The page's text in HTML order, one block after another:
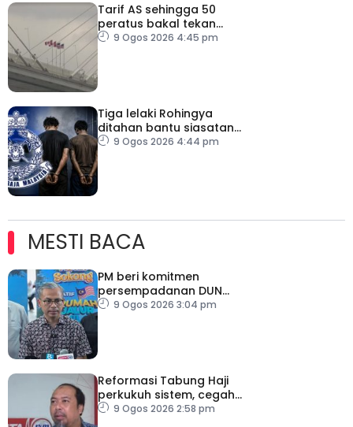
Tarif AS sehingga 50
peratus bakal tekan
pengguna, perniagaan
9 Ogos 2026 4:45 pm
Tiga lelaki Rohingya
ditahan bantu siasatan
rogol wanita OKU
9 Ogos 2026 4:44 pm
MESTI BACA
PM beri komitmen
persempadanan DUN
Sarawak, minta laporan
9 Ogos 2026 3:04 pm
Reformasi Tabung Haji
perkukuh sistem, cegah
kesilapan berulang
9 Ogos 2026 2:58 pm